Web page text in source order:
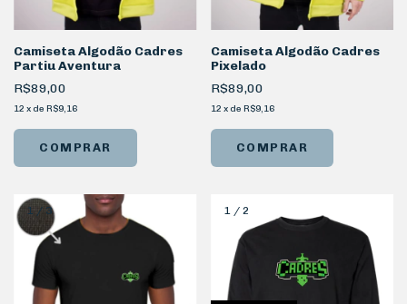
Camiseta Algodão Cadres
Partiu Aventura
R$89,00
12 x de R$9,16
COMPRAR
Camiseta Algodão Cadres
Pixelado
R$89,00
12 x de R$9,16
COMPRAR
1 / 3 1 / 2